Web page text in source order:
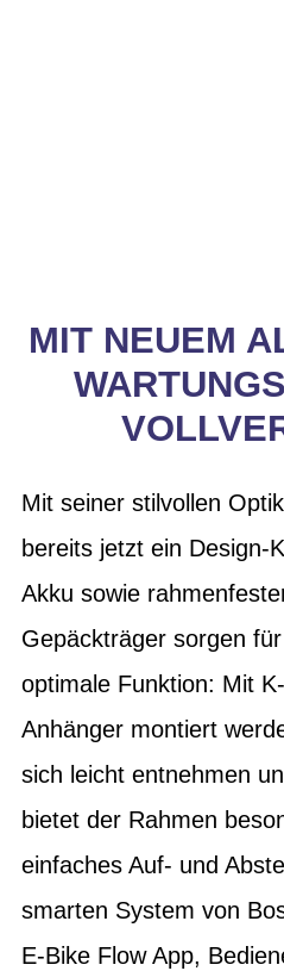
MIT NEUEM
Mit seiner stilvollen
bereits jetzt ein Design-
Akku sowie
Gepäckträger sorgen
optimale Funktion: Mit
Anhänger montiert
sich leicht entnehmen
bietet der Rahmen
einfaches Auf- und
smarten System von
E-Bike Flow App,